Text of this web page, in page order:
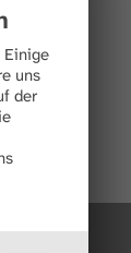
Einige
uns
der